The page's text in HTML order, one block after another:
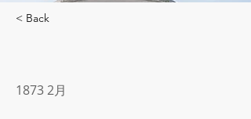
< Back
1873 2月